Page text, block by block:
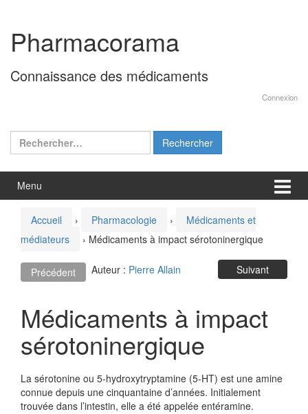
contenu
menu
principal
Pharmacorama
Connaissance des médicaments
Connexion
Rechercher :
Menu
Accueil › Pharmacologie ›
Médicaments et
médiateurs
› Médicaments à impact sérotoninergique
Précédent Suivant
Auteur : Pierre Allain
Médicaments à impact
sérotoninergique
La sérotonine ou 5-hydroxytryptamine (5-HT) est une amine
connue depuis une cinquantaine d’années. Initialement
trouvée dans l’intestin, elle a été appelée entéramine.